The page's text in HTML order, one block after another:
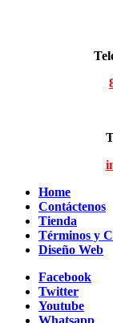
Home
Contáctenos
Tienda
Términos y
Diseño Web
Facebook
Twitter
Youtube
Whatsapp